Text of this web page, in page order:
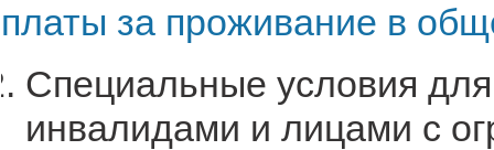
платы за проживание в
Специальные условия
инвалидами и лицами с